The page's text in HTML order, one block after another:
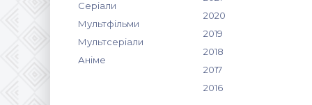
Серіали
Мультфільми
Мультсеріали
Аніме
2020
2019
2018
2017
2016